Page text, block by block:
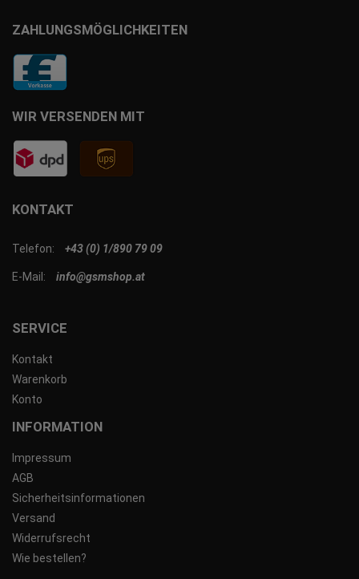
SERVICE
Kontakt
Warenkorb
Konto
INFORMATION
Impressum
AGB
Sicherheitsinformationen
Versand
Widerrufsrecht
Wie bestellen?
KONTAKT
Telefon: +43 (0) 1/890 79 09
E-Mail: info@gsmshop.at
ZAHLUNGSMÖGLICHKEITEN
WIR VERSENDEN MIT